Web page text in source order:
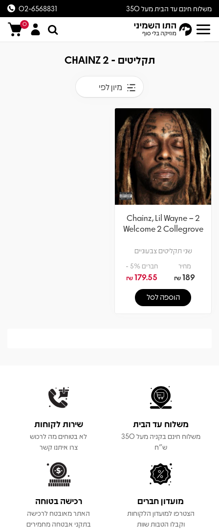
משלוח חינם עד הבית מעל 350
ש״ח
02-6568831
0
תקליטים - 2 CHAINZ
מיון לפי
2 Chainz, Lil Wayne –
Welcome 2 Collegrove
שני תקליטים צבעוניים
מחיר
189
₪
חברים 5% -
179.55
₪
הוספה לסל
משלוח עד הבית
משלוח חינם בקניה מעל 350
ש"ח
שירות לקוחות
לא בטוחים מה לרכוש
צרו איתנו קשר
מועדון חברים
הצטרפו למועדון הלקוחות
וקבלו הטבות שוות
רכישה בטוחה
האתר מאובטח לרכישה
בתקני אבטחה מחמירים